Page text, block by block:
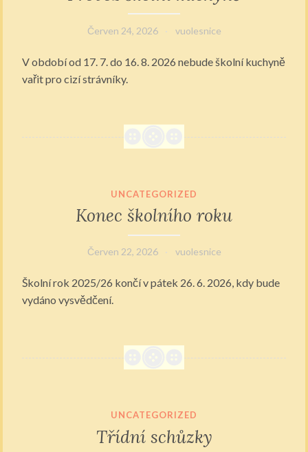
Červen 24, 2026 vuolesnice
V období od 17. 7. do 16. 8. 2026 nebude školní kuchyně
vařit pro cizí strávníky.
UNCATEGORIZED
Konec školního roku
Červen 22, 2026 vuolesnice
Školní rok 2025/26 končí v pátek 26. 6. 2026, kdy bude
vydáno vysvědčení.
UNCATEGORIZED
Třídní schůzky